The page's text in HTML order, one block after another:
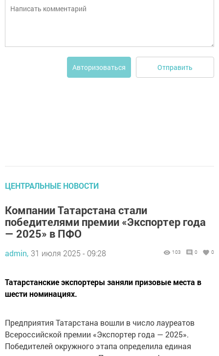
Авторизоваться Отправить
ЦЕНТРАЛЬНЫЕ НОВОСТИ
Компании Татарстана стали
победителями премии «Экспортер года
— 2025» в ПФО
admin, 31 июля 2025 - 09:28 103 0 0
Татарстанские экспортеры заняли призовые места в
шести номинациях.
Предприятия Татарстана вошли в число лауреатов
Всероссийской премии «Экспортер года — 2025».
Победителей окружного этапа определила единая